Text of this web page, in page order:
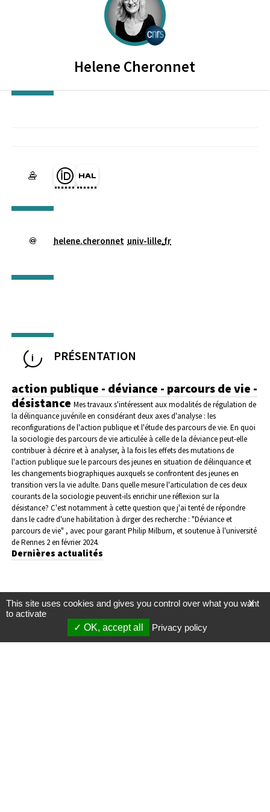
CENTRE NATIONAL DE LA
Helene Cheronnet
Page Orcid du membre (Ouverture dans une nouvelle fenêtre)
HAL helene-cheronnet (Ouverture dans une nouvelle
helene.cheronnet univ-lille.fr
PRÉSENTATION
action publique - déviance - parcours de vie -
désistance Mes travaux s'intéressent aux modalités de régulation de
la délinquance juvénile en considérant deux axes d'analyse : les
reconfigurations de l'action publique et l'étude des parcours de vie. En quoi
la sociologie des parcours de vie articulée à celle de la déviance peut-elle
contribuer à décrire et à analyser, à la fois les effets des mutations de
l'action publique sue le parcours des jeunes en situation de délinquance et
les changements biographiques auxquels se confrontent des jeunes en
transition vers la vie adulte. Dans quelle mesure l'articulation de ces deux
courants de la sociologie peuvent-ils enrichir une réflexion sur la
désistance? C'est notamment à cette question que j'ai tenté de répondre
dans le cadre d'une habilitation à dirger des recherche : "Déviance et
parcours de vie" , avec pour garant Philip Milburn, et soutenue à l'université
de Rennes 2 en février 2024.
Dernières actualités
X
This site uses cookies and gives you control over what you want
to activate
OK, accept all
Privacy policy